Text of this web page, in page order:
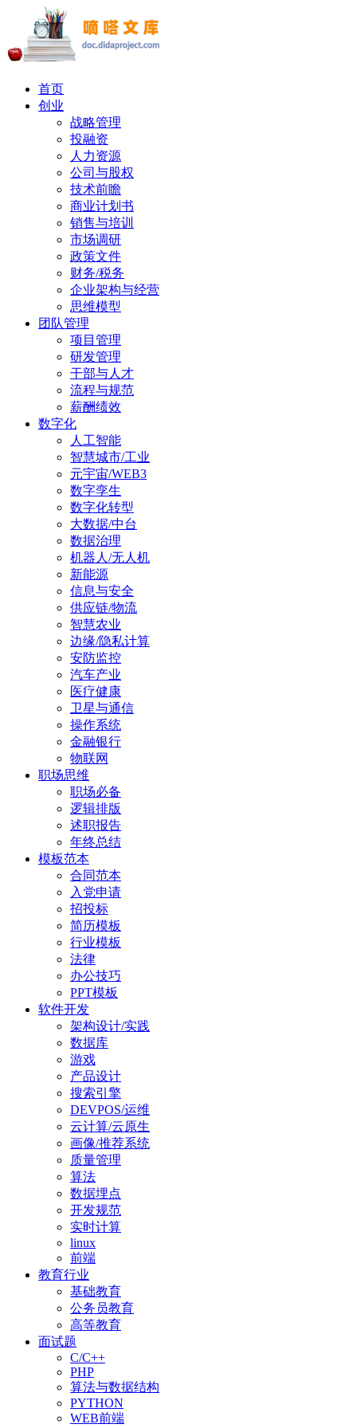
首页
创业
战略管理
投融资
人力资源
公司与股权
技术前瞻
商业计划书
销售与培训
市场调研
政策文件
财务/税务
企业架构与经营
思维模型
团队管理
项目管理
研发管理
干部与人才
流程与规范
薪酬绩效
数字化
人工智能
智慧城市/工业
元宇宙/WEB3
数字孪生
数字化转型
大数据/中台
数据治理
机器人/无人机
新能源
信息与安全
供应链/物流
智慧农业
边缘/隐私计算
安防监控
汽车产业
医疗健康
卫星与通信
操作系统
金融银行
物联网
职场思维
职场必备
逻辑排版
述职报告
年终总结
模板范本
合同范本
入党申请
招投标
简历模板
行业模板
法律
办公技巧
PPT模板
软件开发
架构设计/实践
数据库
游戏
产品设计
搜索引擎
DEVPOS/运维
云计算/云原生
画像/推荐系统
质量管理
算法
数据埋点
开发规范
实时计算
linux
前端
教育行业
基础教育
公务员教育
高等教育
面试题
C/C++
PHP
算法与数据结构
PYTHON
WEB前端